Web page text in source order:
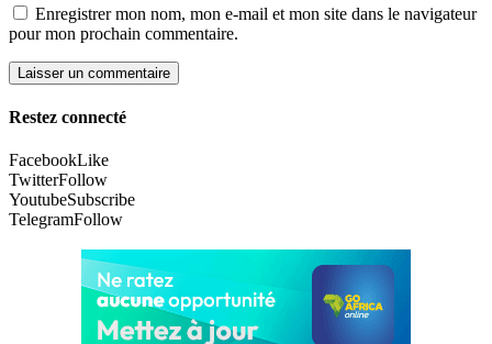
Enregistrer mon nom, mon e-mail et mon site dans le navigateur
pour mon prochain commentaire.
Restez connecté
FacebookLike
TwitterFollow
YoutubeSubscribe
TelegramFollow